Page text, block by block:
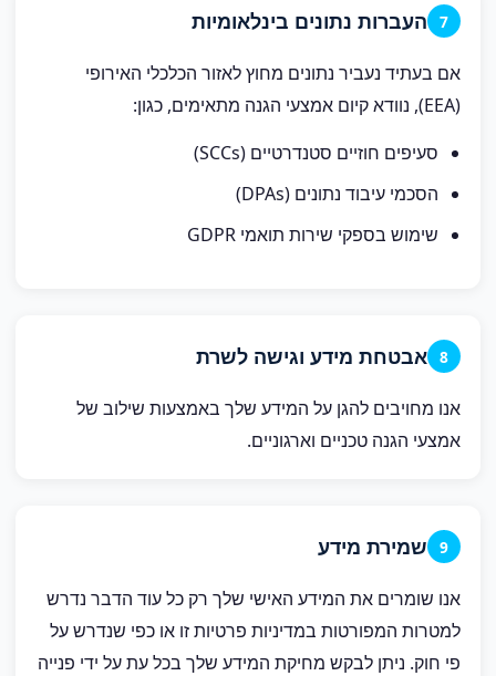
7 העברות נתונים בינלאומיות
אם בעתיד נעביר נתונים מחוץ לאזור הכלכלי האירופי
(EEA), נוודא קיום אמצעי הגנה מתאימים, כגון:
סעיפים חוזיים סטנדרטיים (SCCs)
הסכמי עיבוד נתונים (DPAs)
שימוש בספקי שירות תואמי GDPR
8 אבטחת מידע וגישה לשרת
אנו מחויבים להגן על המידע שלך באמצעות שילוב של
אמצעי הגנה טכניים וארגוניים.
9 שמירת מידע
אנו שומרים את המידע האישי שלך רק כל עוד הדבר נדרש
למטרות המפורטות במדיניות פרטיות זו או כפי שנדרש על
פי חוק. ניתן לבקש מחיקת המידע שלך בכל עת על ידי פנייה